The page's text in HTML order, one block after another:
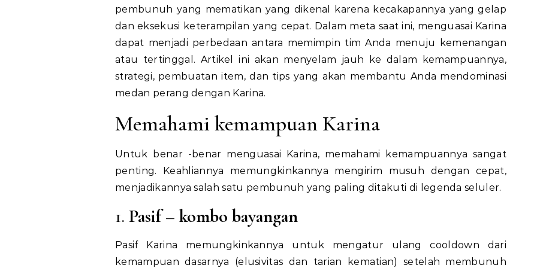
pembunuh yang mematikan yang dikenal karena kecakapannya yang gelap
dan eksekusi keterampilan yang cepat. Dalam meta saat ini, menguasai Karina
dapat menjadi perbedaan antara memimpin tim Anda menuju kemenangan
atau tertinggal. Artikel ini akan menyelam jauh ke dalam kemampuannya,
strategi, pembuatan item, dan tips yang akan membantu Anda mendominasi
medan perang dengan Karina.
Memahami kemampuan Karina
Untuk benar -benar menguasai Karina, memahami kemampuannya sangat
penting. Keahliannya memungkinkannya mengirim musuh dengan cepat,
menjadikannya salah satu pembunuh yang paling ditakuti di legenda seluler.
1. Pasif – kombo bayangan
Pasif Karina memungkinkannya untuk mengatur ulang cooldown dari
kemampuan dasarnya (elusivitas dan tarian kematian) setelah membunuh